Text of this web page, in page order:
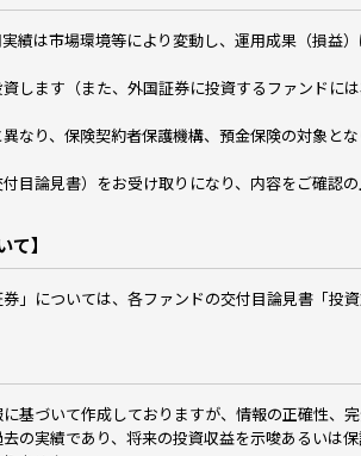
績は市場環境等により変動し、運用成果（損益
します（また、外国証券に投資するファンドに
なり、保険契約者保護機構、預金保険の対象と
目論見書）をお受け取りになり、内容をご確認の
】
」については、各ファンドの交付目論見書「投
基づいて作成しておりますが、情報の正確性、
の実績であり、将来の投資収益を示唆あるいは